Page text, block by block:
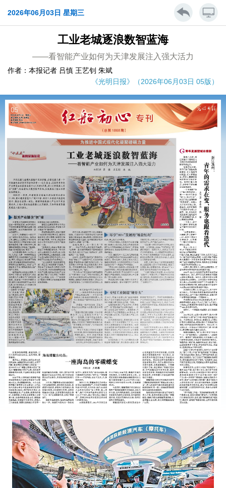
2026年06月03日 星期三
工业老城逐浪数智蓝海
——看智能产业如何为天津发展注入强大活力
作者：本报记者 吕慎 王艺钊 朱斌
《光明日报》（2026年06月03日 05版）